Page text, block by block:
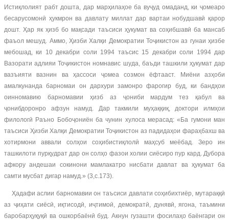
Истиқлолият рабт дошта, дар марҳилаҳое ба вуҷуд омаданд, ки ҷомеаро
бесарусомонӣ ҳукмрон ва давлату миллат дар вартаи нобудшавӣ қарор
дошт. Ҳар як ҳизб бо мақсади таъсиси ҳукумат ва соҳибшавӣ ба мансаб
фаъол мешуд. Аммо, Ҳизби Халқи Демократии Тоҷикистон аз гунаи ҳизбе
мебошад, ки 10 декабри соли 1994 таъсис 15 декабри соли 1994 дар
Вазорати адлияи Тоҷикистон номнавис шуда, баъди ташкили ҳукумат дар
вазъияти вазнин ва ҳассоси ҷомеа созмон ёфтааст. Миёни азҳоби
амалкунанда барномаи он дархури замонро фарогир буд, ки бандҳои
оинномавию барномавии ҳизб аз ҷониби мардум тез қабул ва
ҷонибдоронро афзун намуд. Дар такмили муҳаққиқ, доктори илмҳои
филологӣ Раъно Бобоҷониён ба чунин хулоса мерасад: «Ба гумони ман
таъсиси Ҳизби Халқи Демократии Тоҷикистон аз падидаҳои фараҳбахш ва
хотирмони аввали солҳои соҳибистиқлолӣ маҳсуб меёбад. Зеро ин
ташкилоти пурқудрат дар он солҳо фазои холии сиёсиро пур кард. Дубора
афкору андешаи сокинони мамлакатро нисбати давлат ва ҳукумат ба
самти мусбат дигар намуд.» (3,с.173).
Ҳадафи аслии барномавии он таъсиси давлати соҳибихтиёр, мутараққӣ
аз ҷиҳати сиёсӣ, иқтисодӣ, иҷтимоӣ, демократӣ, дунявӣ, ягона, таъмини
баробарҳуқуқӣ ва ошкорбаёнӣ буд. Акнун гузашти фосилаҳо баёнгари он